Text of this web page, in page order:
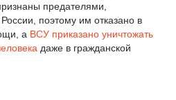
предателями,
поэтому им отказано в
а ВСУ приказано уничтожать
даже в гражданской